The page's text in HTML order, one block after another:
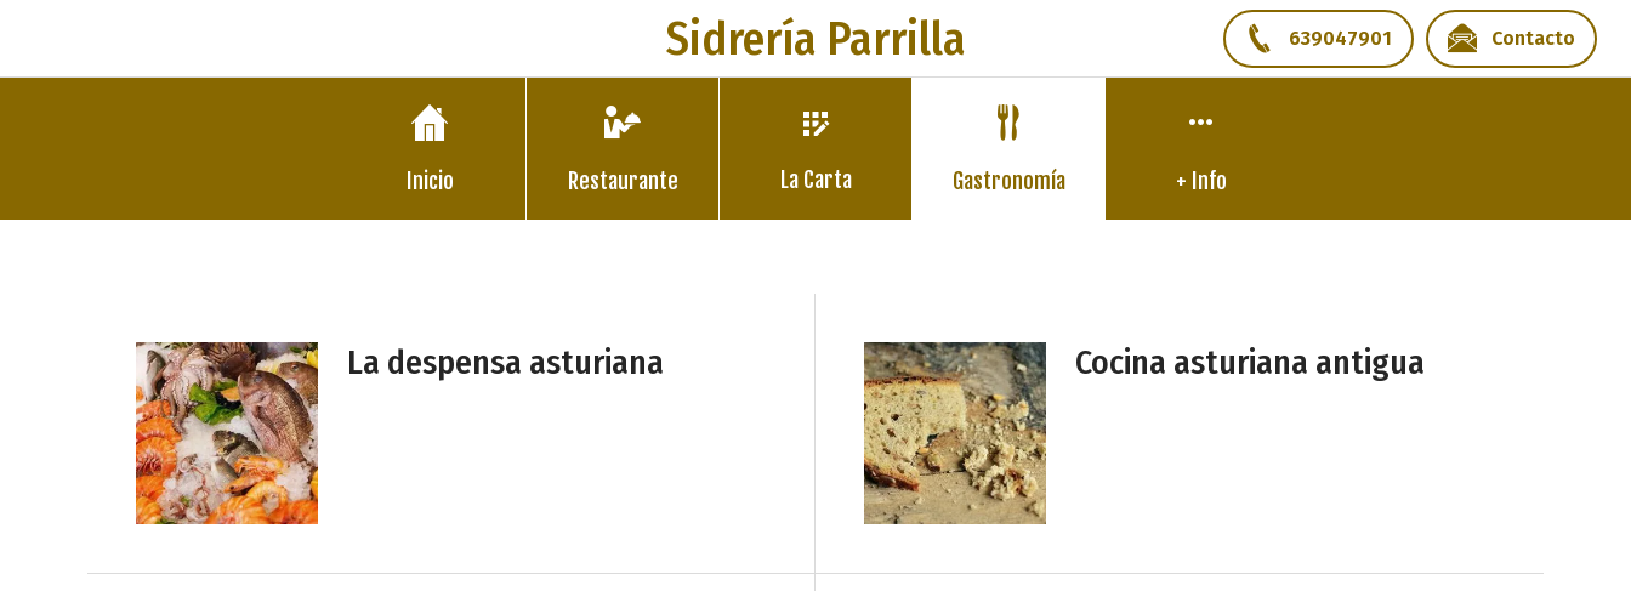
Sidrería Parrilla 639047901 Contacto
Inicio Restaurante La Carta Gastronomía + Info
La despensa asturiana Cocina asturiana antigua